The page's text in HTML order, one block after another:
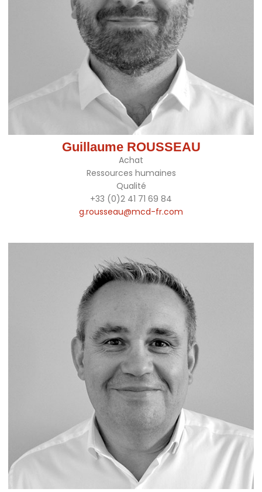
Guillaume ROUSSEAU
Achat
Ressources humaines
Qualité
+33 (0)2 41 71 69 84
g.rousseau@mcd-fr.com